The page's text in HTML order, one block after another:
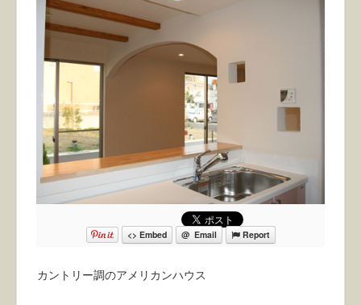
外観
ＬＤＫ
吹き抜け
キッチン
トイレ
洗面
玄関ホール
デッキ・バルコニー
<> Embed @ Email Report
カントリー調のアメリカンハウス